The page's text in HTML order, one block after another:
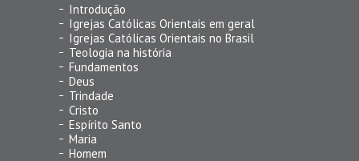
Introdução
Igrejas Católicas Orientais em geral
Igrejas Católicas Orientais no Brasil
Teologia na história
Fundamentos
Deus
Trindade
Cristo
Espírito Santo
Maria
Homem